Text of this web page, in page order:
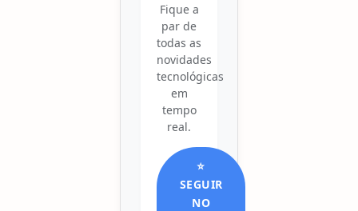
Fique a
par de
todas as
novidades
tecnológicas
em
tempo
real.
⭐
SEGUIR
NO